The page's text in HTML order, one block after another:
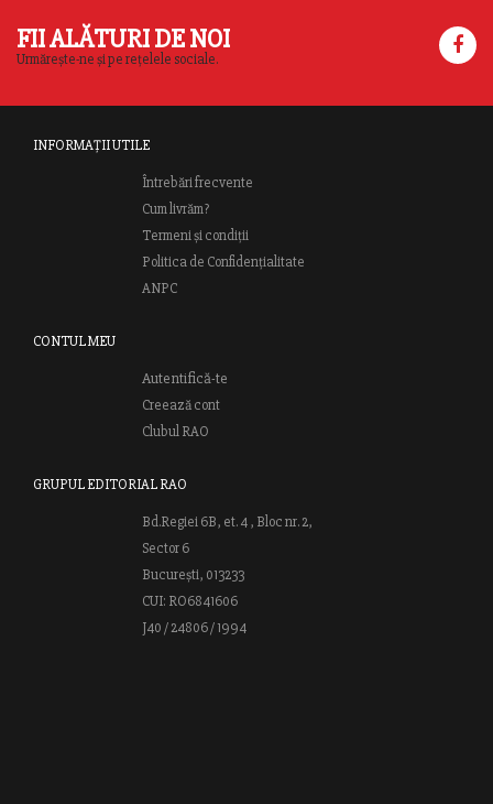
FII ALĂTURI DE NOI
Urmărește-ne și pe rețelele sociale.
INFORMAȚII UTILE
Întrebări frecvente
Cum livrăm?
Termeni și condiții
Politica de Confidențialitate
ANPC
CONTUL MEU
Autentifică-te
Creează cont
Clubul RAO
GRUPUL EDITORIAL RAO
Bd.Regiei 6B, et. 4 , Bloc nr. 2,
Sector 6
București, 013233
CUI: RO6841606
J40 / 24806 / 1994